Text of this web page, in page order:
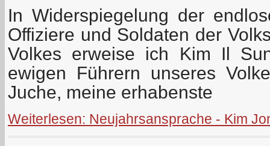
In Widerspiegelung der
Offiziere und Soldaten der
Volkes erweise ich Kim Il
ewigen Führern unseres
Juche, meine erhabenste
Weiterlesen: Neujahrsansprache - Kim